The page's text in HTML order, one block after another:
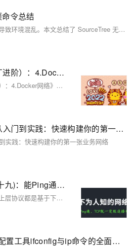
令总结
工作中常需设置代理，容易导致环境混乱。本文总结了 SourceTree 无法拉取代码的问题，排查了环境变量、Git 全局配置及系统代理设置，最终通过清除 Git 代理配置解决。内容涵盖排查步骤、命令整理及脚本处理，帮助快速定位并解决代理相关网络问题。
《docker高级篇（大厂进阶）：4.Docker网络》包括：是什么、常用基本命令、能干嘛、网络模式、docker平台架构图解
《docker高级篇（大厂进阶）：4.Docker网络》包括：是什么、常用基本命令、能干嘛、网络模式、docker平台架构图解
云栖大会 | Terraform从入门到实践：快速构建你的第一张业务网络
实践：快速构建你的第一张业务网络
不为人知的网络编程(十九)：能Ping通，TCP就一定能连接和通信吗？
这网络层就像搭积木一样，上层协议都是基于下层协议搭出来的。不管是ping（用了ICMP协议）还是tcp本质上都是基于网络层IP协议的数据包，而到了物理层，都是二进制01串，都走网卡发出去了。 如果网络环境没发生变化，目的地又一样，那按道理说他们走的网络路径应该是一样的，什么情况下会不同呢？ 我们就从路由这个话题聊起吧。
深入解析：Linux网络配置工具ifconfig与ip命令的全面对比